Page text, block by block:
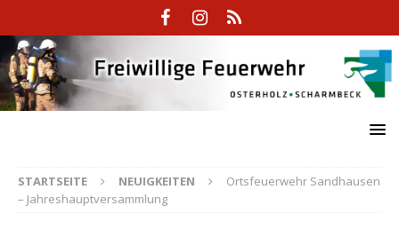
STARTSEITE NEUIGKEITEN
Ortsfeuerwehr Sandhausen
– Jahreshauptversammlung